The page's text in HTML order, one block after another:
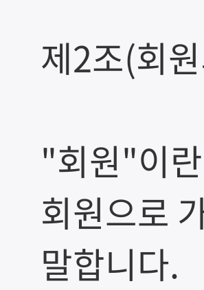
제2조(회
"회원"이
회원으로
말합니다.